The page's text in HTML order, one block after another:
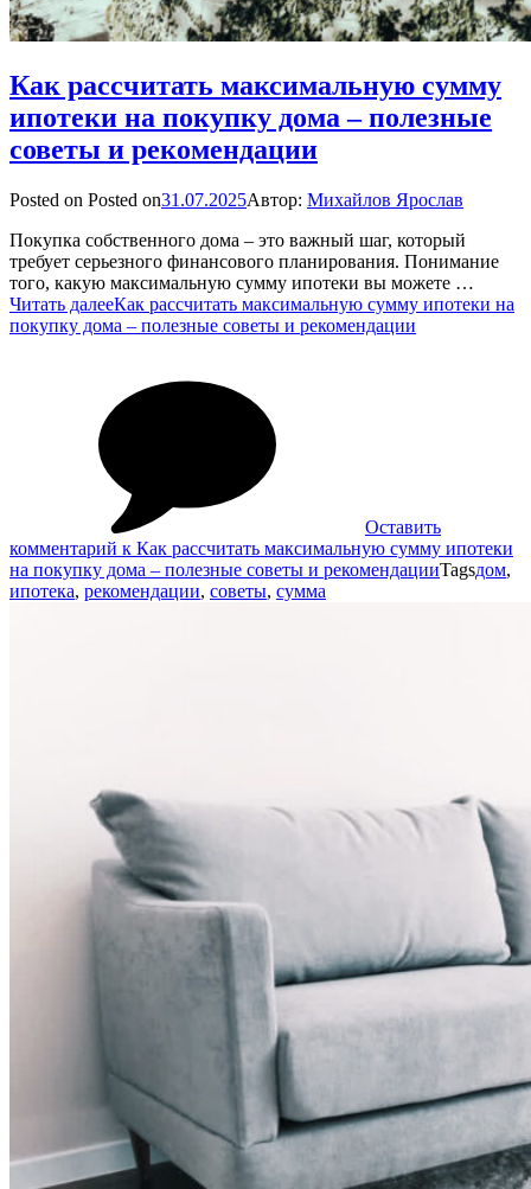
Как рассчитать максимальную сумму
ипотеки на покупку дома – полезные
советы и рекомендации
Posted on Posted on31.07.2025Автор: Михайлов Ярослав
Покупка собственного дома – это важный шаг, который
требует серьезного финансового планирования. Понимание
того, какую максимальную сумму ипотеки вы можете …
Читать далееКак рассчитать максимальную сумму ипотеки на
покупку дома – полезные советы и рекомендации
Оставить
комментарий к Как рассчитать максимальную сумму ипотеки
на покупку дома – полезные советы и рекомендацииTagsдом,
ипотека, рекомендации, советы, сумма